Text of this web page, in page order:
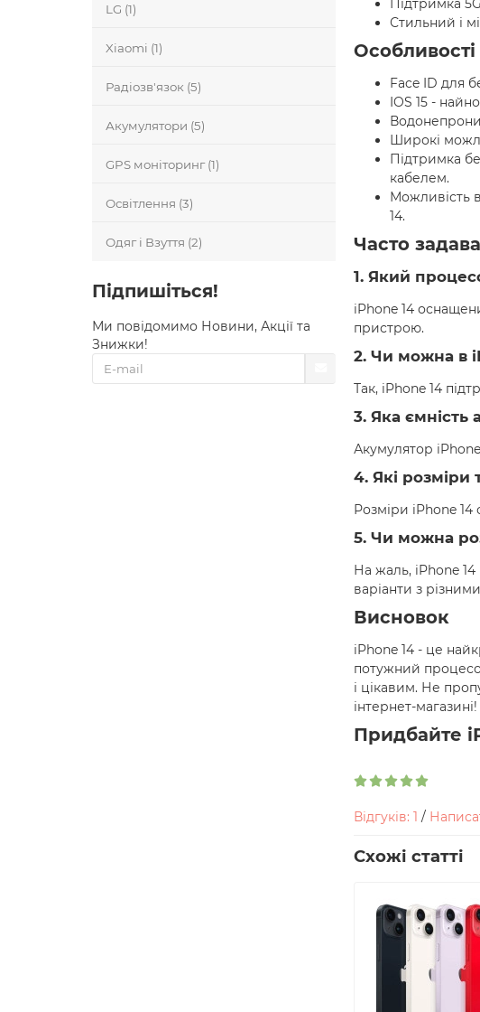
LG (1)
Xiaomi (1)
Радіозв'язок (5)
Акумулятори (5)
GPS моніторинг (1)
Освітлення (3)
Одяг і Взуття (2)
Підпишіться!
Ми повідомимо Новини, Акції та
Знижки!
Підтримка
Стильний і
Face ID для
IOS 15 -
Широкі
Підтримка
кабелем.
Можливість
14.
Часто
1. Який
iPhone 14
пристрою.
2. Чи можна в
Так, iPhone 14
3. Яка ємність
Акумулятор
4. Які розміри
Розміри iPhone 14
5. Чи можна
На жаль, iPhone
варіанти з
Висновок
iPhone 14 - це
потужний
і цікавим. Не
інтернет-магазині!
Придбайте
Відгуків: 1 /
Схожі статті